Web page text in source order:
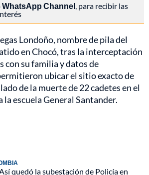
WhatsApp Channel , para recibir las
Londoño, nombre de pila del
en Chocó, tras la interceptación
con su familia y datos de
ubicar el sitio exacto de
de la muerte de 22 cadetes en el
escuela General Santander.
Así quedó la subestación de Policía en